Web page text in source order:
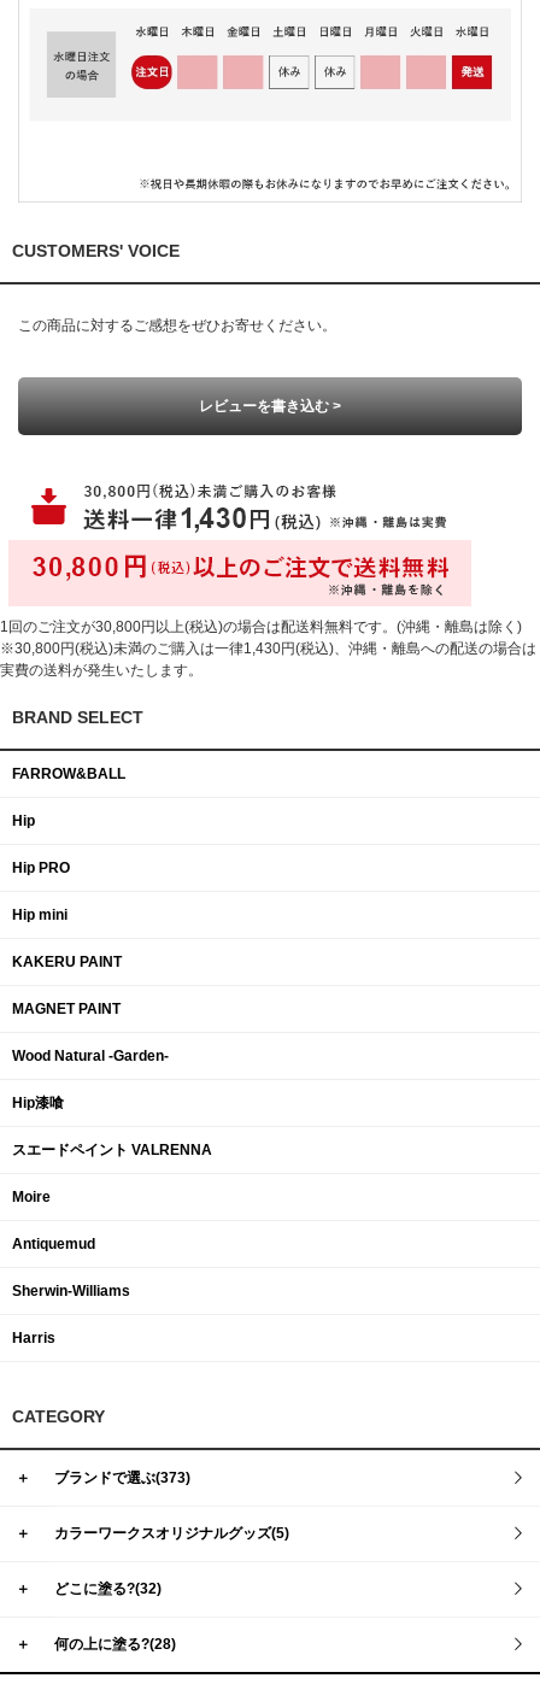
CUSTOMERS' VOICE
この商品に対するご感想をぜひお寄せください。
レビューを書き込む >
1回のご注文が30,800円以上(税込)の場合は配送料無料です。(沖縄・離島は除く)
※30,800円(税込)未満のご購入は一律1,430円(税込)、沖縄・離島への配送の場合は
実費の送料が発生いたします。
BRAND SELECT
FARROW&BALL
Hip
Hip PRO
Hip mini
KAKERU PAINT
MAGNET PAINT
Wood Natural -Garden-
Hip漆喰
スエードペイント VALRENNA
Moire
Antiquemud
Sherwin-Williams
Harris
CATEGORY
＋ ブランドで選ぶ(373)
＋ カラーワークスオリジナルグッズ(5)
＋ どこに塗る?(32)
＋ 何の上に塗る?(28)